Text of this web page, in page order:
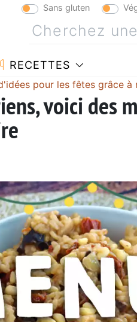
Sans gluten
RECETTES
pour les fêtes grâce à
voici des